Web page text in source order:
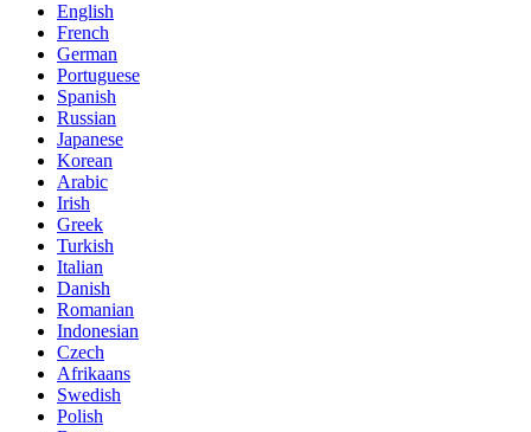
English
French
German
Portuguese
Spanish
Russian
Japanese
Korean
Arabic
Irish
Greek
Turkish
Italian
Danish
Romanian
Indonesian
Czech
Afrikaans
Swedish
Polish